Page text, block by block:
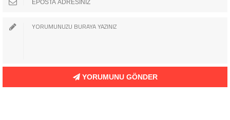
YORUMUNU GÖNDER